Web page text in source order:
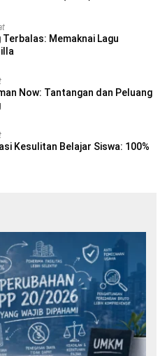
Terbalas: Memaknai Lagu
Now: Tantangan dan Peluang
Kesulitan Belajar Siswa: 100%